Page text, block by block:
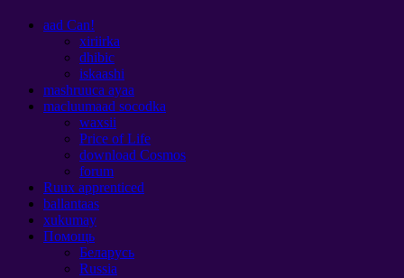
aad Can!
xiriirka
dhibic
iskaashi
mashruuca ayaa
macluumaad socodka
waxsii
Price of Life
download Cosmos
forum
Ruux apprenticed
ballantaas
xukumay
Помощь
Беларусь
Russia